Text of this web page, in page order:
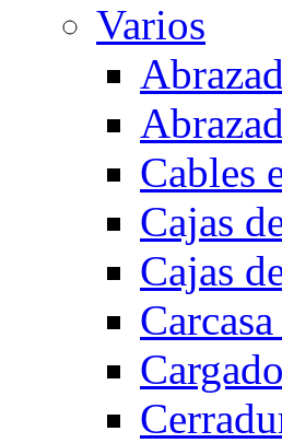
Varios
Cables
Cajas
Cajas